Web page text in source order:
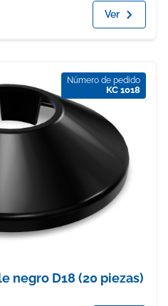
Ver
Número de pedido
KC 1018
negro D18 (20 piezas)